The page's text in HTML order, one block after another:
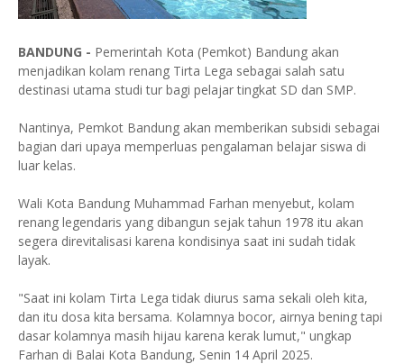
BANDUNG - Pemerintah Kota (Pemkot) Bandung akan
menjadikan kolam renang Tirta Lega sebagai salah satu
destinasi utama studi tur bagi pelajar tingkat SD dan SMP.
Nantinya, Pemkot Bandung akan memberikan subsidi sebagai
bagian dari upaya memperluas pengalaman belajar siswa di
luar kelas.
Wali Kota Bandung Muhammad Farhan menyebut, kolam
renang legendaris yang dibangun sejak tahun 1978 itu akan
segera direvitalisasi karena kondisinya saat ini sudah tidak
layak.
"Saat ini kolam Tirta Lega tidak diurus sama sekali oleh kita,
dan itu dosa kita bersama. Kolamnya bocor, airnya bening tapi
dasar kolamnya masih hijau karena kerak lumut," ungkap
Farhan di Balai Kota Bandung, Senin 14 April 2025.